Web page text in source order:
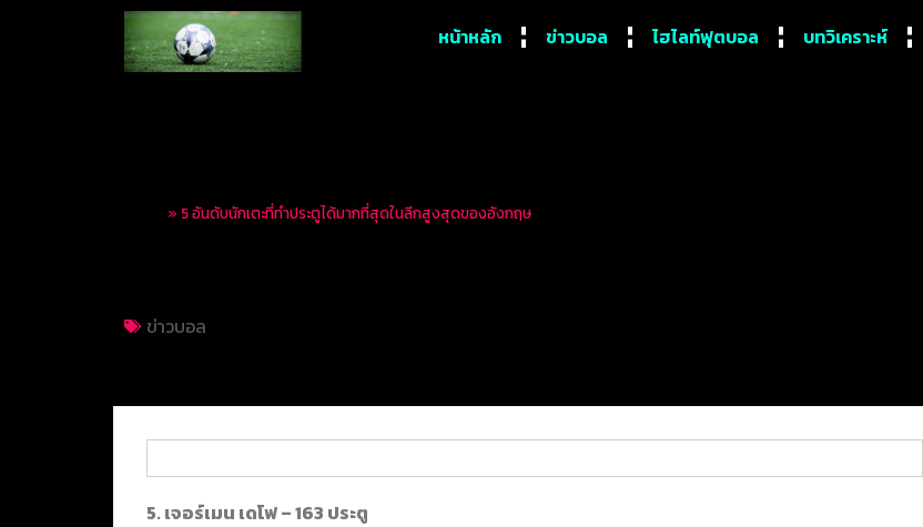
หน้าหลัก ข่าวบอล ไฮไลท์ฟุตบอล บทวิเคราะห์
» 5 อันดับนักเตะที่ทำประตูได้มากที่สุดในลีกสูงสุดของอังกฤษ
ข่าวบอล
5. เจอร์เมน เดโฟ – 163 ประตู